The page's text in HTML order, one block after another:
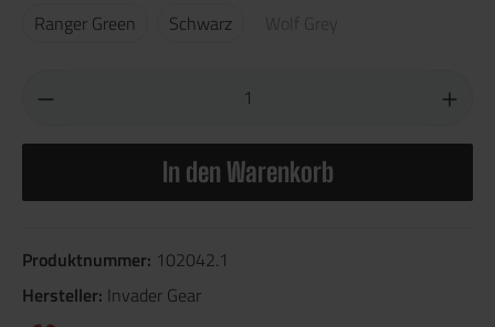
Ranger Green
Schwarz Wolf Grey
In den Warenkorb
Produktnummer: 102042.1
Hersteller: Invader Gear